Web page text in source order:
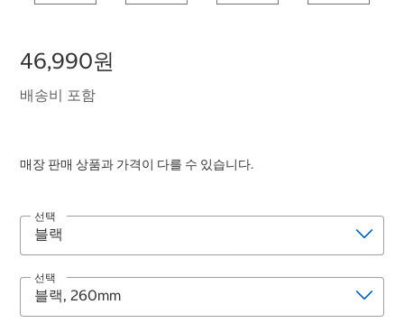
46,990원
배송비 포함
매장 판매 상품과 가격이 다를 수 있습니다.
선택
선택